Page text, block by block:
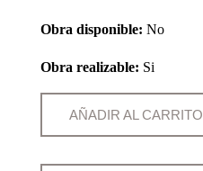
Obra disponible: No
Obra realizable: Si
AÑADIR AL CARRITO